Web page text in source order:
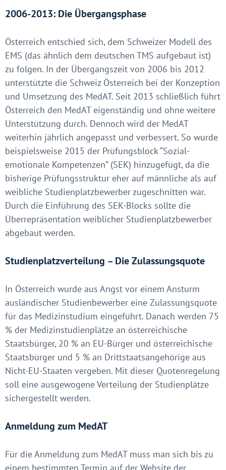
2006-2013: Die Übergangsphase
Österreich entschied sich, dem Schweizer Modell des
EMS (das ähnlich dem deutschen TMS aufgebaut ist)
zu folgen. In der Übergangszeit von 2006 bis 2012
unterstützte die Schweiz Österreich bei der Konzeption
und Umsetzung des MedAT. Seit 2013 schließlich führt
Österreich den MedAT eigenständig und ohne weitere
Unterstützung durch. Dennoch wird der MedAT
weiterhin jährlich angepasst und verbessert. So wurde
beispielsweise 2015 der Prüfungsblock “Sozial-
emotionale Kompetenzen” (SEK) hinzugefügt, da die
bisherige Prüfungsstruktur eher auf männliche als auf
weibliche Studienplatzbewerber zugeschnitten war.
Durch die Einführung des SEK-Blocks sollte die
Überrepräsentation weiblicher Studienplatzbewerber
abgebaut werden.
Studienplatzverteilung – Die Zulassungsquote
In Österreich wurde aus Angst vor einem Ansturm
ausländischer Studienbewerber eine Zulassungsquote
für das Medizinstudium eingeführt. Danach werden 75
% der Medizinstudienplätze an österreichische
Staatsbürger, 20 % an EU-Bürger und österreichische
Staatsbürger und 5 % an Drittstaatsangehörige aus
Nicht-EU-Staaten vergeben. Mit dieser Quotenregelung
soll eine ausgewogene Verteilung der Studienplätze
sichergestellt werden.
Anmeldung zum MedAT
Für die Anmeldung zum MedAT muss man sich bis zu